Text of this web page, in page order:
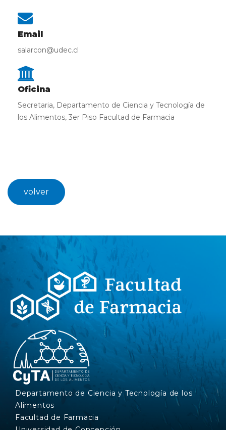
Email
salarcon@udec.cl
Oficina
Secretaria, Departamento de Ciencia y Tecnología de
los Alimentos, 3er Piso Facultad de Farmacia
volver
Departamento de Ciencia y Tecnología de los
Alimentos
Facultad de Farmacia